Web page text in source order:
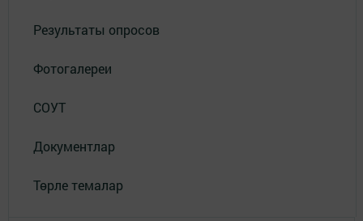
Результаты опросов
Фотогалереи
СОУТ
Документлар
Төрле темалар